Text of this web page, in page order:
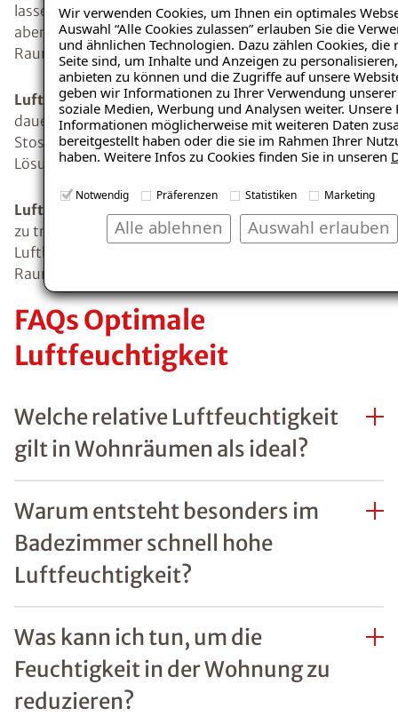
Wir verwenden Cookies, um Ihnen ein optimales
Auswahl “Alle Cookies zulassen” erlauben Sie die
und ähnlichen Technologien. Dazu zählen Cookies,
Seite sind, um Inhalte und Anzeigen zu
anbieten zu können und die Zugriffe auf unsere
geben wir Informationen zu Ihrer Verwendung
soziale Medien, Werbung und Analysen weiter.
Informationen möglicherweise mit weiteren Daten
bereitgestellt haben oder die sie im Rahmen Ihrer
haben. Weitere Infos zu Cookies finden Sie in unseren
Notwendig Präferenzen Statistiken Marketing
Auswahl erlauben
Alle ablehnen
lassen. Luftbefeuchter sind eine kostenintensivere,
aber besonders effektive Möglichkeit zur gezielten
Raumbefeuchtung.
Luftfeuchtigkeit senken:Wenn die Raumluft
dauerhaft zu feucht ist, helfen vor allem richtiges
Stosslüften, angepasstes Heizen und technische
Lösungen wie Lüftungsanlagen oder Kondenstrockner.
Luftfeuchtigkeit erhöhen:
zu trocken, können Pflanzen, Wasserquellen oder
Luftbefeuchter dabei helfen, ein angenehmes
Raumklima zu schaffen.
FAQs Optimale
Luftfeuchtigkeit
Welche relative Luftfeuchtigkeit
gilt in Wohnräumen als ideal?
Warum entsteht besonders im
Badezimmer schnell hohe
Luftfeuchtigkeit?
Was kann ich tun, um die
Feuchtigkeit in der Wohnung zu
reduzieren?